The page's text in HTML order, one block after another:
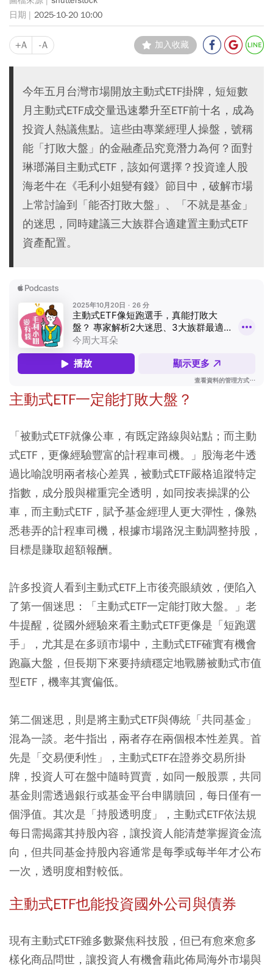
2025-10-20 10:00
+A -A 加入收藏
今年五月台灣市場開放主動式ETF掛牌，短短數
月主動式ETF成交量迅速攀升至ETF前十名，成為
投資人熱議焦點。這些由專業經理人操盤，號稱
能「打敗大盤」的金融產品究竟潛力為何？面對
琳瑯滿目主動式ETF，該如何選擇？投資達人股
海老牛在《毛利小姐變有錢》節目中，破解市場
上常討論到「能否打敗大盤」、「不就是基金」
的迷思，同時建議三大族群合適建置主動式ETF
資產配置。
主動式ETF一定能打敗大盤？
「被動式ETF就像公車，有既定路線與站點；而主動
式ETF，更像經驗豐富的計程車司機。」股海老牛透
過比喻說明兩者核心差異，被動式ETF嚴格追蹤特定
指數，成分股與權重完全透明，如同按表操課的公
車，而主動式ETF，賦予基金經理人更大彈性，像熟
悉巷弄的計程車司機，根據市場路況主動調整持股，
目標是賺取超額報酬。
許多投資人看到主動式ETF上市後亮眼績效，便陷入
了第一個迷思：「主動式ETF一定能打敗大盤。」老
牛提醒，從國外經驗來看主動式ETF更像是「短跑選
手」，尤其是在多頭市場中，主動式ETF確實有機會
跑贏大盤，但長期下來要持續穩定地戰勝被動式市值
型ETF，機率其實偏低。
第二個迷思，則是將主動式ETF與傳統「共同基金」
混為一談。老牛指出，兩者存在兩個根本性差異。首
先是「交易便利性」，主動式ETF在證券交易所掛
牌，投資人可在盤中隨時買賣，如同一般股票，共同
基金則需透過銀行或基金平台申購贖回，每日僅有一
個淨值。其次是「持股透明度」，主動式ETF依法規
每日需揭露其持股內容，讓投資人能清楚掌握資金流
向，但共同基金持股內容通常是每季或每半年才公布
一次，透明度相對較低。
主動式ETF也能投資國外公司與債券
現有主動式ETF雖多數聚焦科技股，但已有愈來愈多
樣化商品問世，讓投資人有機會藉此佈局海外市場與